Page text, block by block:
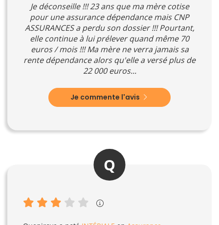
Je déconseille !!! 23 ans que ma mère cotise
pour une assurance dépendance mais CNP
ASSURANCES a perdu son dossier !!! Pourtant,
elle continue à lui prélever quand même 70
euros / mois !!! Ma mère ne verra jamais sa
rente dépendance alors qu'elle a versé plus de
22 000 euros...
Je commente l'avis
Q